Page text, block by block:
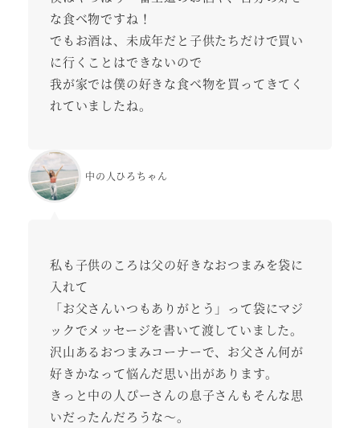
な食べ物ですね！
でもお酒は、未成年だと子供たちだけで買い
に行くことはできないので
我が家では僕の好きな食べ物を買ってきてく
れていましたね。
中の人ひろちゃん
私も子供のころは父の好きなおつまみを袋に
入れて
「お父さんいつもありがとう」って袋にマジ
ックでメッセージを書いて渡していました。
沢山あるおつまみコーナーで、お父さん何が
好きかなって悩んだ思い出があります。
きっと中の人ぴーさんの息子さんもそんな思
いだったんだろうな～。